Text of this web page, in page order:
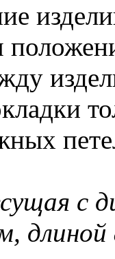
с
длиной